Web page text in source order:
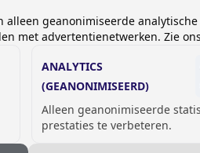
alleen geanonimiseerde
met advertentienetwerken. Zie
ANALYTICS
(GEANONIMISEERD)
Alleen geanonimiseerde
prestaties te verbeteren.